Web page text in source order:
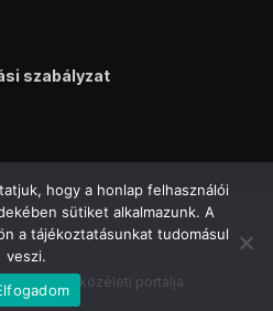
szabályzat
online közéleti portálja
hogy a honlap felhasználói
sütiket alkalmazunk. A
a tájékoztatásunkat tudomásul
veszi.